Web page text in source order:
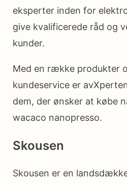
eksperter inden for
give kvalificerede råd og
kunder.
Med en række produkter
kundeservice er
dem, der ønsker at købe
wacaco nanopresso.
Skousen
Skousen er en